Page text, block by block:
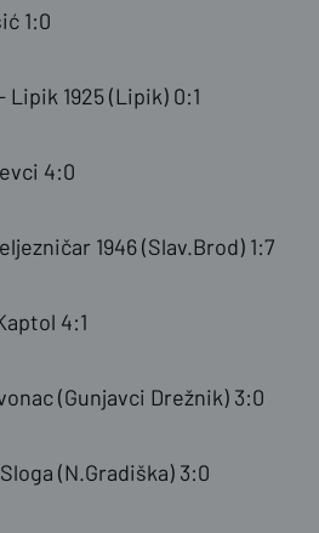
1:0
Lipik 1925 (Lipik) 0:1
4:0
1946 (Slav.Brod) 1:7
4:1
(Gunjavci Drežnik) 3:0
(N.Gradiška) 3:0